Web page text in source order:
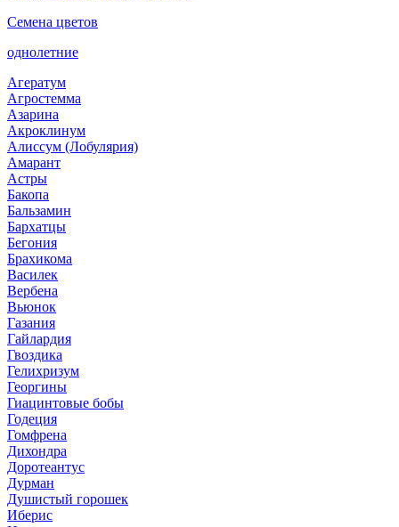
Семена цветов
однолетние
Агератум
Агростемма
Азарина
Акроклинум
Алиссум (Лобулярия)
Амарант
Астры
Бакопа
Бальзамин
Бархатцы
Бегония
Брахикома
Василек
Вербена
Вьюнок
Газания
Гайлардия
Гвоздика
Гелихризум
Георгины
Гиацинтовые бобы
Годеция
Гомфрена
Дихондра
Доротеантус
Дурман
Душистый горошек
Иберис